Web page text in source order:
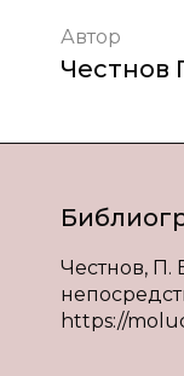
Автор
Честнов
Честнов, П.
https://